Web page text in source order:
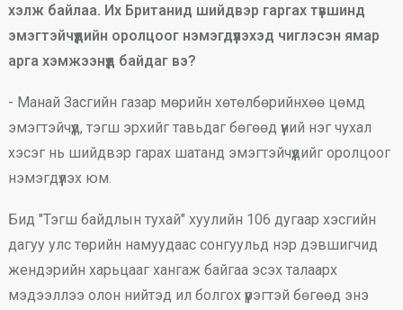
хэлж байлаа. Их Британид шийдвэр гаргах түвшинд
эмэгтэйчүүдийн оролцоог нэмэгдүүлэхэд чиглэсэн ямар
арга хэмжээнүүд байдаг вэ?
- Манай Засгийн газар мөрийн хөтөлбөрийнхөө цөмд
эмэгтэйчүүд, тэгш эрхийг тавьдаг бөгөөд үүний нэг чухал
хэсэг нь шийдвэр гарах шатанд эмэгтэйчүүдийг оролцоог
нэмэгдүүлэх юм.
Бид "Тэгш байдлын тухай" хуулийн 106 дугаар хэсгийн
дагуу улс төрийн намуудаас сонгуульд нэр дэвшигчид
жендэрийн харьцааг хангаж байгаа эсэх талаарх
мэдээллээ олон нийтэд ил болгох үүрэгтэй бөгөөд энэ